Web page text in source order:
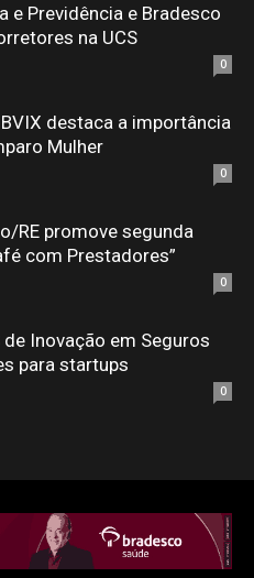
e Previdência e Bradesco
na UCS
0
destaca a importância
Mulher
0
RE promove segunda
com Prestadores”
0
de Inovação em Seguros
para startups
0